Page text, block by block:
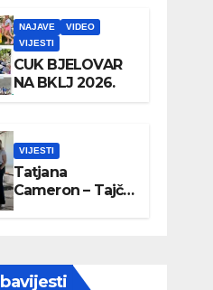
NAJAVE
VIDEO
VIJESTI
CUK BJELOVAR
NA BKLJ 2026.
VIJESTI
Tatjana
Cameron – Tajči
posjetila